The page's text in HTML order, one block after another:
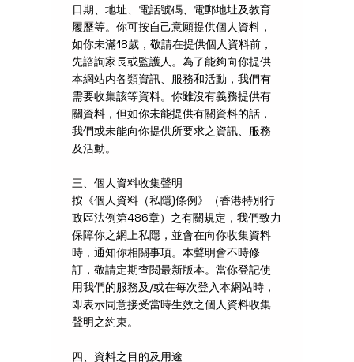
日期、地址、電話號碼、電郵地址及教育
履歷等。你可按自己意願提供個人資料，
如你未滿18歲，敬請在提供個人資料前，
先諮詢家長或監護人。為了能夠向你提供
本網站内各類資訊、服務和活動，我們有
需要收集該等資料。你雖沒有義務提供有
關資料，但如你未能提供有關資料的話，
我們或未能向你提供所要求之資訊、服務
及活動。
三、個人資料收集聲明
按《個人資料（私隱)條例》（香港特別行
政區法例第486章）之有關規定，我們致力
保障你之網上私隱，並會在向你收集資料
時，通知你相關事項。本聲明會不時修
訂，敬請定期查閱最新版本。當你登記使
用我們的服務及/或在每次登入本網站時，
即表示同意接受當時生效之個人資料收集
聲明之約束。
四、資料之目的及用途